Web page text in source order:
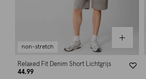
non-stretch
Relaxed Fit Denim Short Lichtgrijs
44.99